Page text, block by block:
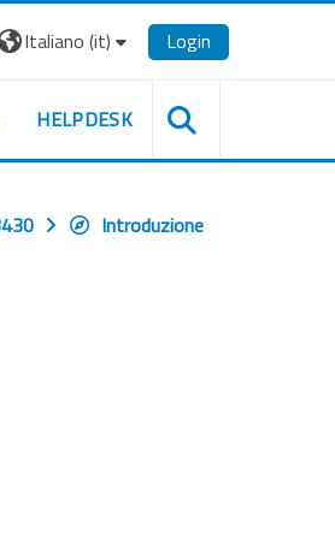
Italiano ‎(it)‎ Login
HELPDESK
Introduzione